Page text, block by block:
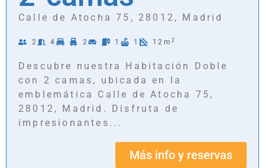
Calle de Atocha 75, 28012, Madrid
2 4 2 1 1 12m2
Descubre nuestra Habitación Doble
con 2 camas, ubicada en la
emblemática Calle de Atocha 75,
28012, Madrid. Disfruta de
impresionantes...
Más info y reservas